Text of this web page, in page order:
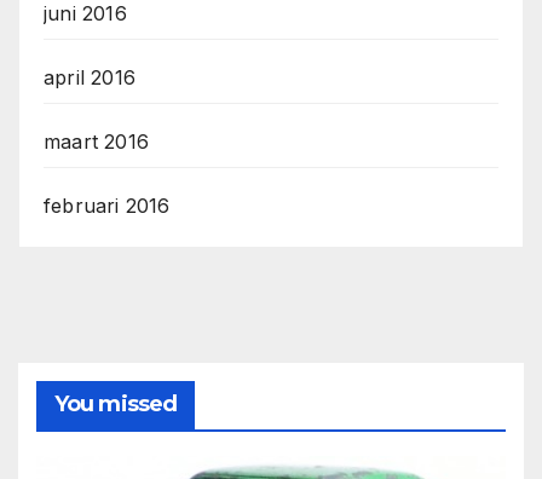
juni 2016
april 2016
maart 2016
februari 2016
You missed